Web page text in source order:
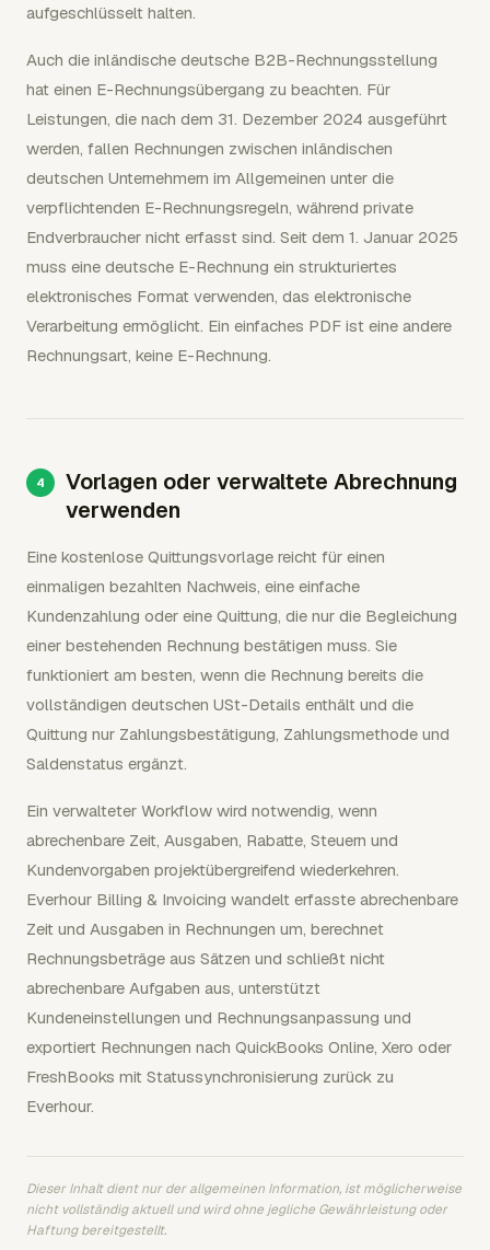
aufgeschlüsselt halten.
Auch die inländische deutsche B2B-Rechnungsstellung
hat einen E-Rechnungsübergang zu beachten. Für
Leistungen, die nach dem 31. Dezember 2024 ausgeführt
werden, fallen Rechnungen zwischen inländischen
deutschen Unternehmern im Allgemeinen unter die
verpflichtenden E-Rechnungsregeln, während private
Endverbraucher nicht erfasst sind. Seit dem 1. Januar 2025
muss eine deutsche E-Rechnung ein strukturiertes
elektronisches Format verwenden, das elektronische
Verarbeitung ermöglicht. Ein einfaches PDF ist eine andere
Rechnungsart, keine E-Rechnung.
Vorlagen oder verwaltete Abrechnung
verwenden
Eine kostenlose Quittungsvorlage reicht für einen
einmaligen bezahlten Nachweis, eine einfache
Kundenzahlung oder eine Quittung, die nur die Begleichung
einer bestehenden Rechnung bestätigen muss. Sie
funktioniert am besten, wenn die Rechnung bereits die
vollständigen deutschen USt-Details enthält und die
Quittung nur Zahlungsbestätigung, Zahlungsmethode und
Saldenstatus ergänzt.
Ein verwalteter Workflow wird notwendig, wenn
abrechenbare Zeit, Ausgaben, Rabatte, Steuern und
Kundenvorgaben projektübergreifend wiederkehren.
Everhour Billing & Invoicing wandelt erfasste abrechenbare
Zeit und Ausgaben in Rechnungen um, berechnet
Rechnungsbeträge aus Sätzen und schließt nicht
abrechenbare Aufgaben aus, unterstützt
Kundeneinstellungen und Rechnungsanpassung und
exportiert Rechnungen nach QuickBooks Online, Xero oder
FreshBooks mit Statussynchronisierung zurück zu
Everhour.
Dieser Inhalt dient nur der allgemeinen Information, ist möglicherweise
nicht vollständig aktuell und wird ohne jegliche Gewährleistung oder
Haftung bereitgestellt.